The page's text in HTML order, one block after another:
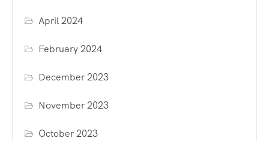
April 2024
February 2024
December 2023
November 2023
October 2023